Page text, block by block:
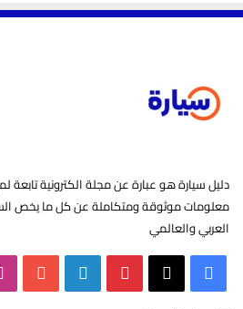
دليل سيارة هو عبارة عن مجلة الكترونية
معلومات موثوقة ومتكاملة عن كل ما يخص
العربي والعالمي
فيسبوك بينتيريست لينكدإن